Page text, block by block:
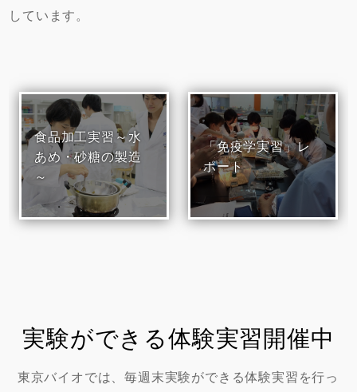
しています。
食品加工実習～水
あめ・砂糖の製造
～
「免疫学実習」レ
ポート
実験ができる体験実習開催中
東京バイオでは、毎週末実験ができる体験実習を行っ